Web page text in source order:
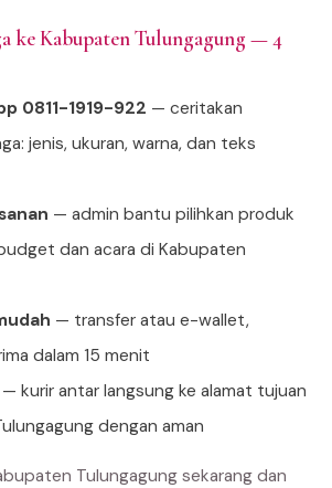
ke Kabupaten Tulungagung — 4
0811-1919-922 — ceritakan
jenis, ukuran, warna, dan teks
— admin bantu pilihkan produk
dan acara di Kabupaten
— transfer atau e-wallet,
dalam 15 menit
— kurir antar langsung ke alamat tujuan
dengan aman
Tulungagung sekarang dan